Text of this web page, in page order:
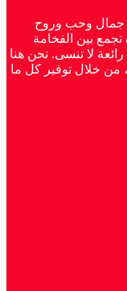
جمال وحب وروح
تجمع بين الفخامة
لا تنسى. نحن هنا
من خلال توفير كل ما